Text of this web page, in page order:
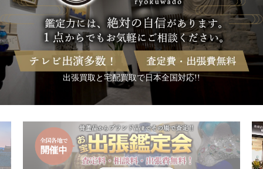
出張買取と宅配買取で日本全国対応!!